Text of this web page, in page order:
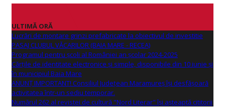
ULTIMĂ ORĂ
Lucrări de montare grinzi prefabricate la obiectivul de investitie
PASAJ CLUBUL VĂCARILOR (BAIA MARE - RECEA)
Programul pentru școli al României an școlar 2024-2025
Cărțile de identitate electronice și simple, disponibile din 10 iunie și
în municipiul Baia Mare
ANUNŢ IMPORTANT! Consiliul Județean Maramureș își desfășoară
activitatea într-un sediu temporar.
Numărul 262 al revistei de cultură "Nord Literar" își așteaptă cititorii